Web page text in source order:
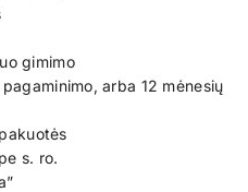
gimimo
arba 12 mėnesių
s. ro.